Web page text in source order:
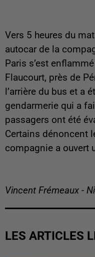
Vers 5 heures du
autocar de la
Paris s’est
Flaucourt, près de
l’arrière du bus et a
gendarmerie qui a
passagers ont été
Certains dénoncent
compagnie a ouvert
Vincent Frémeaux -
LES ARTICLES